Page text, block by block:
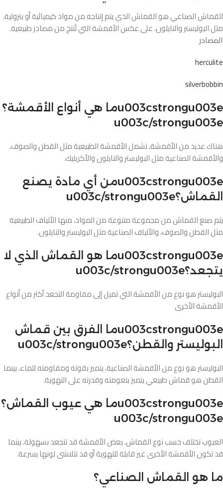
القماش الصناعي هو القماش الذي يتم إنتاجه من مواد كيميائية أو بترولية،
مثل البوليستر والنايلون، على عكس الأقمشة التي تُنتج من مصادر طبيعية.
المصادر
herculite
silverbobbin
u003cstrongu003eما هي أنواع الأقمشة؟
u003c/strongu003e
هناك عديد من الأقمشة، تشمل الأقمشة الطبيعية مثل القطن والصوف،
والأقمشة الصناعية مثل البوليستر والنايلون والأكريليك.
u003cstrongu003eمن أي مادة يصنع
القماش؟u003c/strongu003e
يتم صنع القماش من مجموعة متنوعة من المواد، منها الألياف الطبيعية
مثل القطن والصوف، والألياف الصناعية مثل البوليستر والنايلون.
u003cstrongu003eما هو القماش الذي لا
يتجعد؟u003c/strongu003e
البوليستر هو نوع من الأقمشة التي تميل إلى مقاومة التجعد أكثر من أنواع
الأقمشة الأخرى
u003cstrongu003eما الفرق بين قماش
البوليستر والقطن؟u003c/strongu003e
البوليستر هو نوع من الأقمشة الصناعية، يتميز بقوته ومقاومته للماء، بينما
القطن هو قماش طبيعي يتميز بنعومته وقدرته على التهوية.
u003cstrongu003eما هي عيوب القماش؟
u003c/strongu003e
العيوب تختلف حسب نوع القماش. بعض الأقمشة قد تتجعد بسهولة، بينما
قد تكون الأقمشة الأخرى غير قابلة للتهوية أو قد تتلاشى لونها بسرعة.
ما هو القماش الصناعي؟